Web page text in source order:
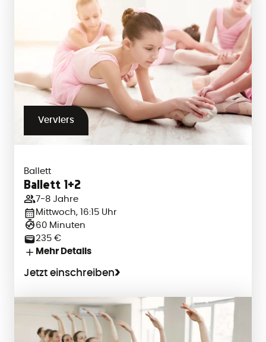
Verviers
Ballett
Ballett 1+2
7-8 Jahre
Mittwoch, 16:15 Uhr
60 Minuten
235 €
Mehr Details
Jetzt einschreiben